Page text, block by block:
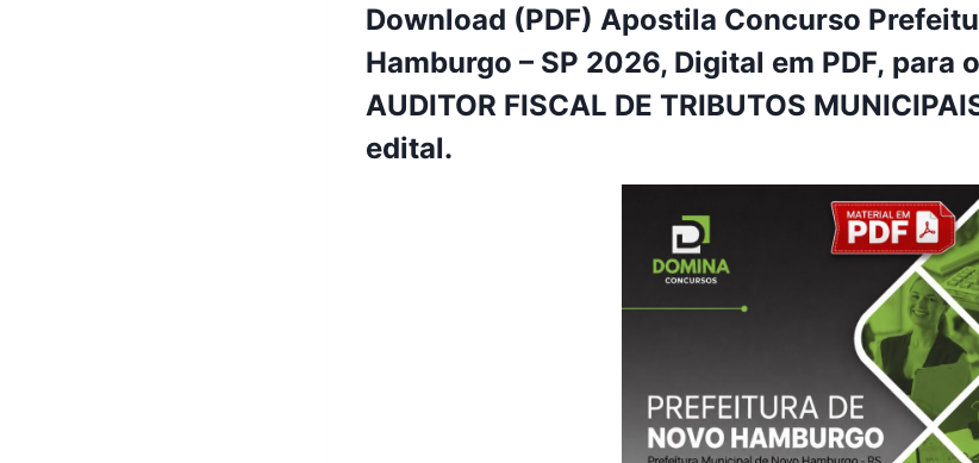
Download (PDF) Apostila Concurso
Hamburgo – SP 2026, Digital em PDF, para
AUDITOR FISCAL DE TRIBUTOS
edital.